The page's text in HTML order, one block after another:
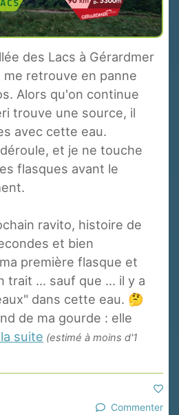
des Lacs à Gérardmer
me retrouve en panne
Alors qu'on continue
trouve une source, il
avec cette eau.
déroule, et je ne touche
flasques avant le
ravito, histoire de
et bien
première flasque et
trait ... sauf que ... il y a
dans cette eau. 🤔
de ma gourde : elle
suite (estimé à moins d'1
Commenter